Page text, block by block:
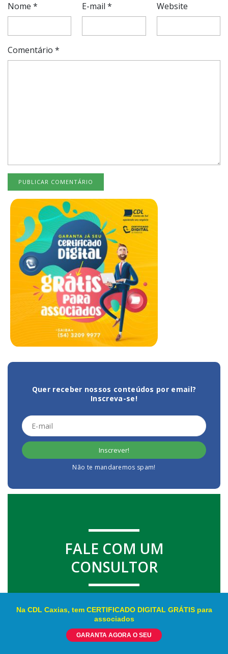
Na CDL Caxias, tem CERTIFICADO DIGITAL GRÁTIS para
associados
GARANTA AGORA O SEU
Nome * E-mail* Website
Comentário *
Quer receber nossos conteúdos por email?
Inscreva-se!
Não te mandaremos spam!
FALE COM UM
CONSULTOR